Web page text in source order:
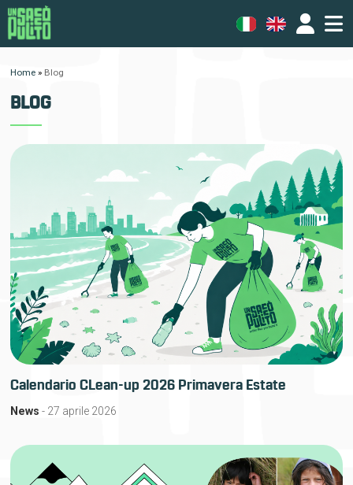
Home » Blog
BLOG
Calendario CLean-up 2026 Primavera Estate
News - 27 aprile 2026